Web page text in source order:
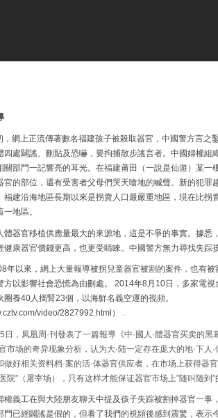
，網上正流傳著數名福建孩子被殺取器官，中國警方言之
四處闢謠、刪貼及恐嚇，要拘捕散步謠言者。中國婦權組
關部門一記響亮的耳光。在福建莆田（一說是仙遊）某一
官的部位，還有受害者父母們哭天嗆地的喊聲。新的犯罪
福建沿海地區長期以來是拐賣人口最嚴重地區，現在比拐
地區。
體器官移植供應量最大的來源地，這是不爭的事實。據悉
健康器官價錢更高，也更受睛睞。中國警方無力尋找失踪
年以來，網上大量報導被拐兒童器官被割的案件，也有
方以影響社會恐慌為由刪處。 2014年8月10日，多家電
圈養40人摘腎23個，以海鮮名義空運的視頻。
video/2827992.html） .
，凤凰周·刊發表了一篇報導《中·國人·體器官买卖的黑
市场的奇异现象分析，认为大·陆一定存在庞大的地·下人
做好相关资料档·案的活·体器官供应者，在市场上获得器
院”（屠宰场），只有这样才能保证器官市场上”随叫随到
權義工在與大陸朋友聊天中提及孩子失踪被割掉器官一事
門已經闢謠是假的，但看了我們的視頻後感到震驚，表示